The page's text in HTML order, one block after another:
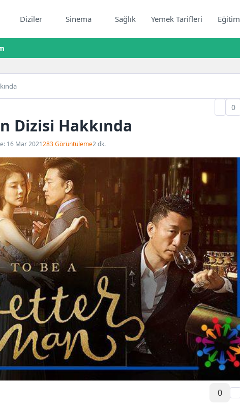
Diziler Sinema Sağlık Yemek Tarifleri Eğitim
0
Dizisi Hakkında
16 Mar 2021283 Görüntüleme2 dk.
0